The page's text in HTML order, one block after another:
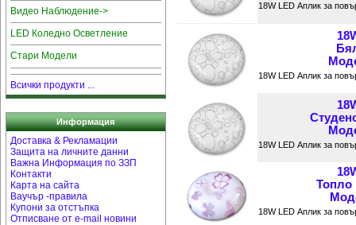
Видео Наблюдение->
LED Коледно Осветление
Стари Модели
Всички продукти ...
Информация
Доставка & Рекламации
Защита на личните данни
Важна Информация по ЗЗП
Контакти
Карта на сайта
Ваучър -правила
Купони за отстъпка
Отписване от e-mail новини
18W LED Аплик за
18W LED Аплик за
18W LED Аплик за
Топло
18W LED Аплик за